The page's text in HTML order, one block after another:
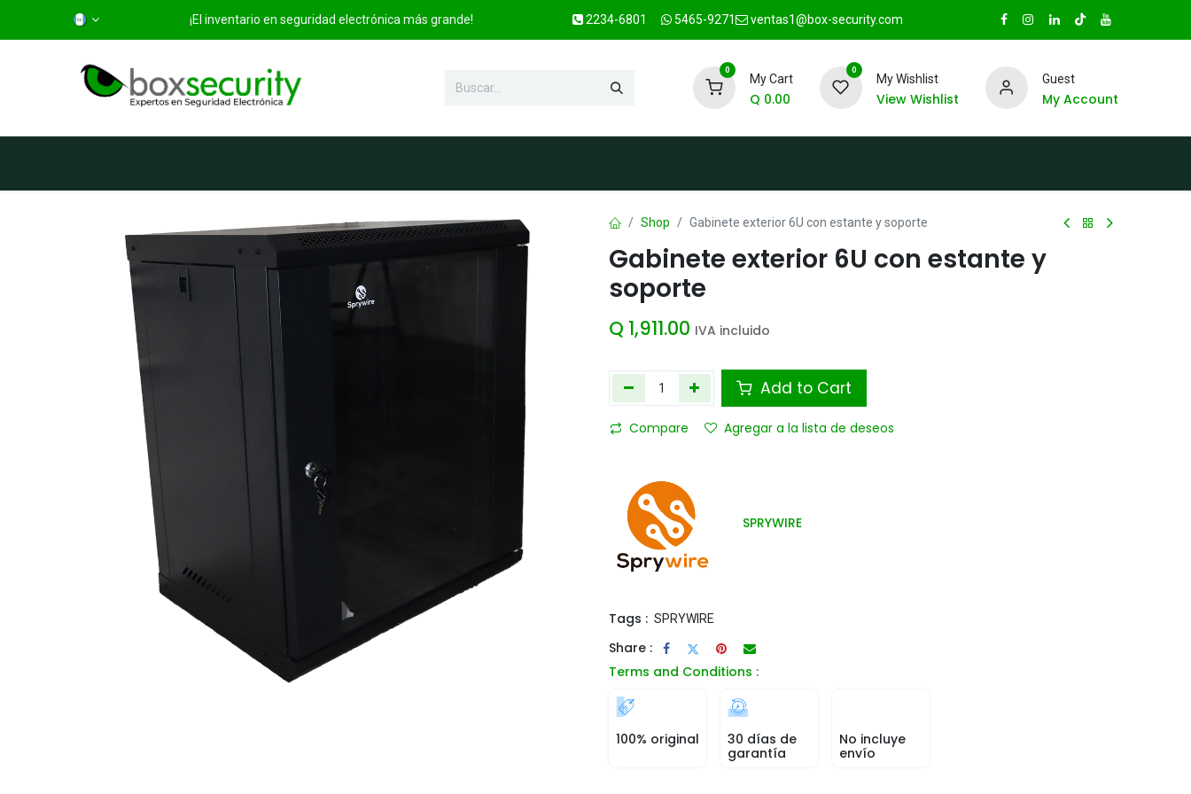
¡El inventario en seguridad electrónica más grande! 2234-6801 5465-9271 ventas1@box-security.com
0
My Cart
Q 0.00
0
My Wishlist
View Wishlist
Guest
My Account
Shop Gabinete exterior 6U con estante y soporte
Gabinete exterior 6U con estante y
soporte
Q 1,911.00 IVA incluido
Add to Cart
Compare Agregar a la lista de deseos
SPRYWIRE
Tags : SPRYWIRE
Share :
Terms and Conditions :
100% original
30 días de
garantía
No incluye
envío